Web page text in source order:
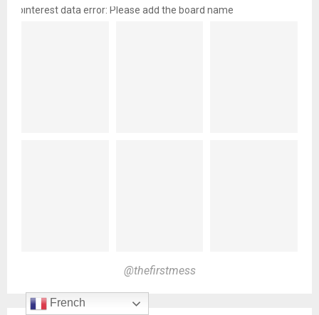
pinterest data error: Please add the board name
@thefirstmess
French